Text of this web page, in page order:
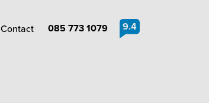
9.4
Contact 085 773 1079